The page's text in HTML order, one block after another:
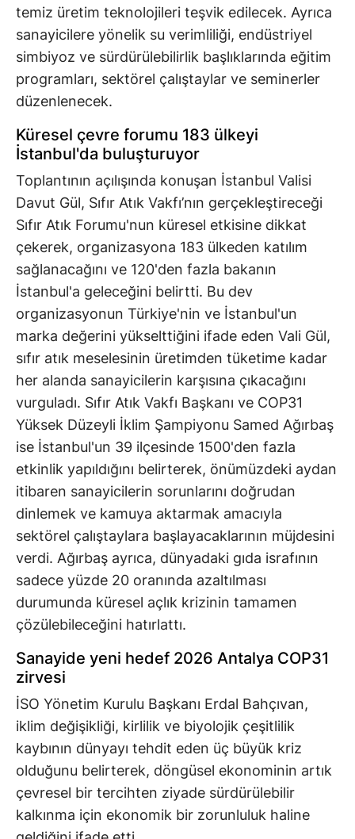
temiz üretim teknolojileri teşvik edilecek. Ayrıca
sanayicilere yönelik su verimliliği, endüstriyel
simbiyoz ve sürdürülebilirlik başlıklarında eğitim
programları, sektörel çalıştaylar ve seminerler
düzenlenecek.
Küresel çevre forumu 183 ülkeyi
İstanbul'da buluşturuyor
Toplantının açılışında konuşan İstanbul Valisi
Davut Gül, Sıfır Atık Vakfı’nın gerçekleştireceği
Sıfır Atık Forumu'nun küresel etkisine dikkat
çekerek, organizasyona 183 ülkeden katılım
sağlanacağını ve 120'den fazla bakanın
İstanbul'a geleceğini belirtti. Bu dev
organizasyonun Türkiye'nin ve İstanbul'un
marka değerini yükselttiğini ifade eden Vali Gül,
sıfır atık meselesinin üretimden tüketime kadar
her alanda sanayicilerin karşısına çıkacağını
vurguladı. Sıfır Atık Vakfı Başkanı ve COP31
Yüksek Düzeyli İklim Şampiyonu Samed Ağırbaş
ise İstanbul'un 39 ilçesinde 1500'den fazla
etkinlik yapıldığını belirterek, önümüzdeki aydan
itibaren sanayicilerin sorunlarını doğrudan
dinlemek ve kamuya aktarmak amacıyla
sektörel çalıştaylara başlayacaklarının müjdesini
verdi. Ağırbaş ayrıca, dünyadaki gıda israfının
sadece yüzde 20 oranında azaltılması
durumunda küresel açlık krizinin tamamen
çözülebileceğini hatırlattı.
Sanayide yeni hedef 2026 Antalya COP31
zirvesi
İSO Yönetim Kurulu Başkanı Erdal Bahçıvan,
iklim değişikliği, kirlilik ve biyolojik çeşitlilik
kaybının dünyayı tehdit eden üç büyük kriz
olduğunu belirterek, döngüsel ekonominin artık
çevresel bir tercihten ziyade sürdürülebilir
kalkınma için ekonomik bir zorunluluk haline